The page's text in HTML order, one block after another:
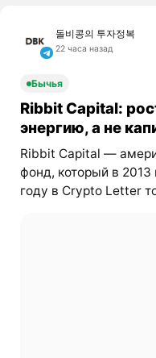
돌비콩의 투자정복
22 часа назад
Бычья
Ribbit Capital:
энергию, а не
Ribbit Capital —
фонд, который в
году в Crypto Letter